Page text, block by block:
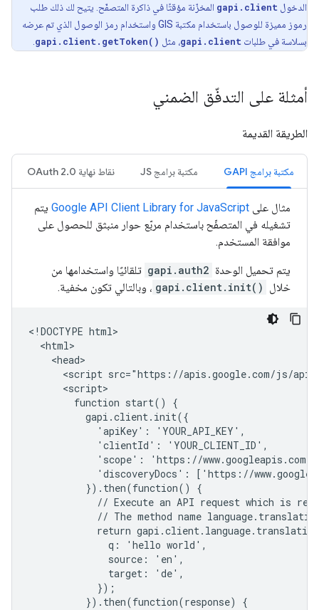
الدخول gapi.client المخزّنة مؤقتًا في ذاكرة المتصفّح. يتيح لك ذلك طلب
رموز مميزة للوصول باستخدام مكتبة GIS واستخدام رمز الوصول الذي تم عرضه
بسلاسة في طلبات gapi.client، مثل gapi.client.getToken()
أمثلة على التدفّق الضمني
الطريقة القديمة
مكتبة برامج GAPI مكتبة برامج JS نقاط نهاية OAuth 2.0
مثال على Google API Client Library for JavaScript يتم
تشغيله في المتصفّح باستخدام مربّع حوار منبثق للحصول على
موافقة المستخدم.
يتم تحميل الوحدة gapi.auth2 تلقائيًا واستخدامها من
خلال gapi.client.init() ، وبالتالي تكون مخفية.
<!DOCTYPE html>
  <html>
    <head>
<script src="https://apis.google.com/js/
      <script>
        function start() {
          gapi.client.init({
            'apiKey': 'YOUR_API_KEY',
            'clientId': 'YOUR_CLIENT_ID',
'scope': 'https://www.googleapis.com/
'discoveryDocs': ['https://
          }).then(function() {
// Execute an API request which is
// The method name
return
              q: 'hello world',
              source: 'en',
              target: 'de',
            });
          }).then(function(response) {